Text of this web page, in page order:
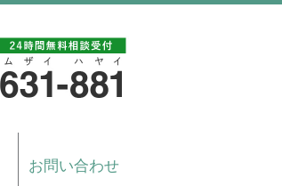
お問い合わせ